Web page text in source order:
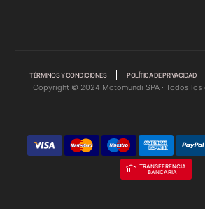
TÉRMINOS Y CONDICIONES POLÍTICA DE PRIVACIDAD
Copyright © 2024 Motomundi SPA · Todos los
TRANSFERENCIA
BANCARIA